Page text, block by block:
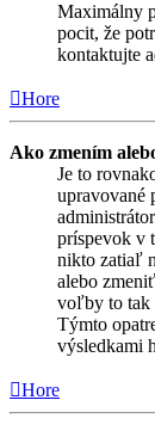
Maximálny
pocit, že
kontaktujte
Hore
Ako zmením
Je to
upravované
príspevok v
nikto zatiaľ
alebo
voľby to tak
Týmto
výsledkami
Hore